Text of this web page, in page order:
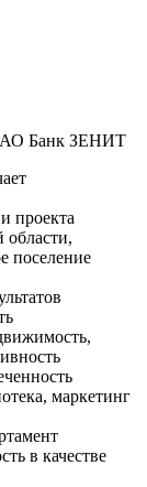
ПАО Банк ЗЕНИТ
проекта
поселение
,
маркетинг
в качестве